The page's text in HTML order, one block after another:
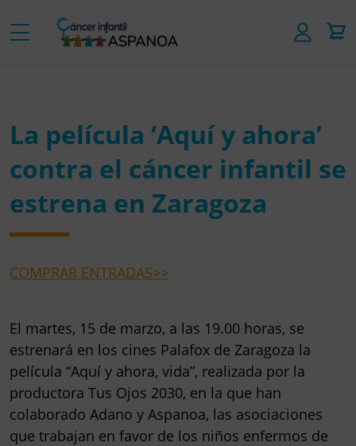
La película ‘Aquí y ahora’
contra el cáncer infantil se
estrena en Zaragoza
COMPRAR ENTRADAS>>
El martes, 15 de marzo, a las 19.00 horas, se
estrenará en los cines Palafox de Zaragoza la
película “Aquí y ahora, vida”, realizada por la
productora Tus Ojos 2030, en la que han
colaborado Adano y Aspanoa, las asociaciones
que trabajan en favor de los niños enfermos de